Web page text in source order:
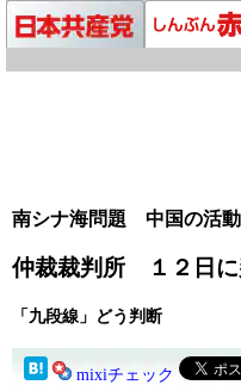
南シナ海問題 中国の活
仲裁裁判所 １２日に
「九段線」どう判断
mixiチェック